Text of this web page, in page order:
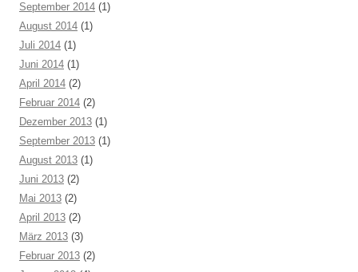
September 2014 (1)
August 2014 (1)
Juli 2014 (1)
Juni 2014 (1)
April 2014 (2)
Februar 2014 (2)
Dezember 2013 (1)
September 2013 (1)
August 2013 (1)
Juni 2013 (2)
Mai 2013 (2)
April 2013 (2)
März 2013 (3)
Februar 2013 (2)